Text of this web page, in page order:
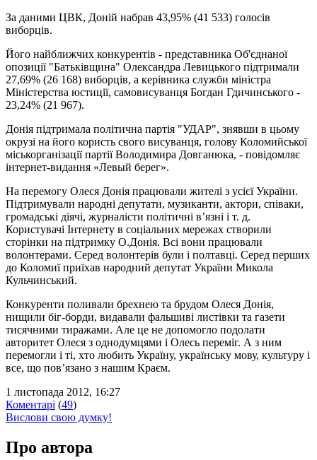
За даними ЦВК, Доній набрав 43,95% (41 533) голосів
виборців.
Його найближчих конкурентів - представника Об'єднаної
опозиції "Батьківщина" Олександра Левицького підтримали
27,69% (26 168) виборців, а керівника служби міністра
Міністерства юстиції, самовисуванця Богдан Гдичинського -
23,24% (21 967).
Донія підтримала політична партія "УДАР", знявши в цьому
окрузі на його користь свого висуванця, голову Коломийської
міськорганізації партії Володимира Довганюка, - повідомляє
інтернет-видання «Левый берег».
На перемогу Олеся Донія працювали жителі з усієї України.
Підтримували народні депутати, музиканти, актори, співаки,
громадські діячі, журналісти політичні в’язні і т. д.
Користувачі Інтернету в соціальних мережах створили
сторінки на підтримку О.Донія. Всі вони працювали
волонтерами. Серед волонтерів були і полтавці. Серед перших
до Коломиї приїхав народний депутат України Микола
Кульчинський.
Конкуренти поливали брехнею та брудом Олеся Донія,
нищили біг-борди, видавали фальшиві листівки та газети
тисячними тиражами. Але це не допомогло подолати
авторитет Олеся з однодумцями і Олесь переміг. А з ним
перемогли і ті, хто любить Україну, українську мову, культуру і
все, що пов’язано з нашим Краєм.
1 листопада 2012, 16:27
Коментарі (49)
Вислови свою думку!
Про автора